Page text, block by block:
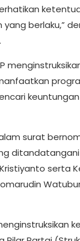
berlaku,”
surat
serta